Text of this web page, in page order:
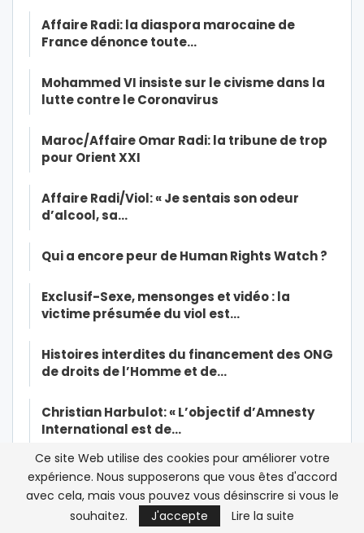
Affaire Radi: la diaspora marocaine de
France dénonce toute…
Mohammed VI insiste sur le civisme dans la
lutte contre le Coronavirus
Maroc/Affaire Omar Radi: la tribune de trop
pour Orient XXI
Affaire Radi/Viol: « Je sentais son odeur
d’alcool, sa…
Qui a encore peur de Human Rights Watch ?
Exclusif-Sexe, mensonges et vidéo : la
victime présumée du viol est…
Histoires interdites du financement des ONG
de droits de l’Homme et de…
Christian Harbulot: « L’objectif d’Amnesty
International est de…
Le journaliste Omar Radi utilisé par Amnesty
International dans sa…
Covid-19 : pourquoi le Maroc a raison de ne
Ce site Web utilise des cookies pour améliorer votre
expérience. Nous supposerons que vous êtes d'accord
avec cela, mais vous pouvez vous désinscrire si vous le
souhaitez.
J'accepte Lire la suite